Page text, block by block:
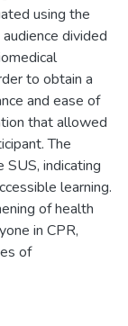
using the
divided
to obtain a
and ease of
that allowed
The
indicating
learning.
of health
in CPR,
of